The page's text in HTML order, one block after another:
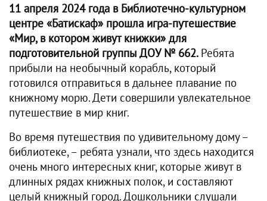
11 апреля 2024 года в Библиотечно-культурном
центре «Батискаф» прошла игра-путешествие
«Мир, в котором живут книжки» для
подготовительной группы ДОУ № 662. Ребята
прибыли на необычный корабль, который
готовился отправиться в дальнее плавание по
книжному морю. Дети совершили увлекательное
путешествие в мир книг.
Во время путешествия по удивительному дому –
библиотеке, – ребята узнали, что здесь находится
очень много интересных книг, которые живут в
длинных рядах книжных полок, и составляют
целый книжный город. Дошкольники слушали